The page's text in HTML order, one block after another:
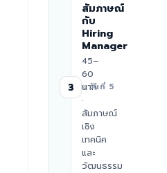
3
สัมภาษณ์
กับ
Hiring
Manager
45–
60
นาที
·
สัมภาษณ์
เชิง
เทคนิค
และ
วัฒนธรรม
≈ วันที่ 5